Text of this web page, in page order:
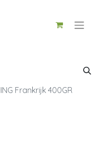
Frankrijk 400GR